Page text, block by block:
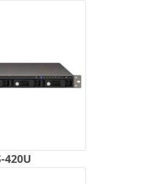
420U